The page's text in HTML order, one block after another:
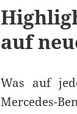
auf
Was auf
Mercedes-